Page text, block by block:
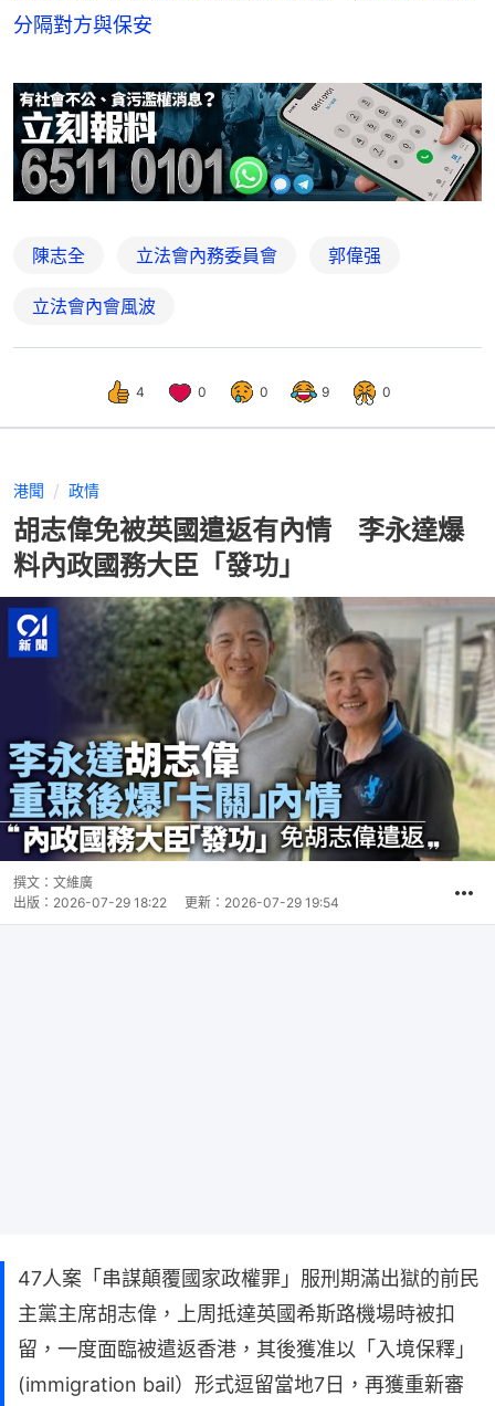
分隔對方與保安
陳志全 立法會內務委員會 郭偉强
立法會內會風波
4 0 0 9 0
港聞 政情
胡志偉免被英國遣返有內情 李永達爆
料內政國務大臣「發功」
撰文： 文維廣
出版： 2026-07-29 18:22 更新： 2026-07-29 19:54
47人案「串謀顛覆國家政權罪」服刑期滿出獄的前民
主黨主席胡志偉，上周抵達英國希斯路機場時被扣
留，一度面臨被遣返香港，其後獲准以「入境保釋」
(immigration bail）形式逗留當地7日，再獲重新審